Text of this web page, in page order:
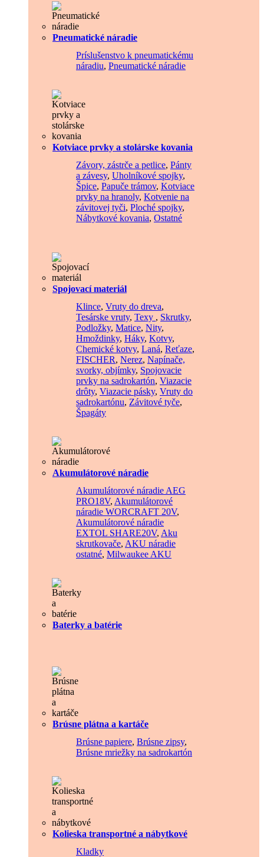
Pneumatické náradie
Príslušenstvo k pneumatickému
náradiu, Pneumatické náradie
Kotviace prvky a stolárske kovania
Závory, zástrče a petlice, Pánty
a závesy, Uholníkové spojky,
Špice, Papuče trámov, Kotviace
prvky na hranoly, Kotvenie na
závitovej tyči, Ploché spojky,
Nábytkové kovania, Ostatné
Spojovací materiál
Klince, Vruty do dreva,
Tesárske vruty, Texy , Skrutky,
Podložky, Matice, Nity,
Hmoždinky, Háky, Kotvy,
Chemické kotvy, Laná, Reťaze,
FISCHER, Nerez, Napínače,
svorky, objímky, Spojovacie
prvky na sadrokartón, Viazacie
drôty, Viazacie pásky, Vruty do
sadrokartónu, Závitové tyče,
Špagáty
Akumulátorové náradie
Akumulátorové náradie AEG
PRO18V, Akumulátorové
náradie WORCRAFT 20V,
Akumulátorové náradie
EXTOL SHARE20V, Aku
skrutkovače, AKU náradie
ostatné, Milwaukee AKU
Baterky a batérie
Brúsne plátna a kartáče
Brúsne papiere, Brúsne zipsy,
Brúsne mriežky na sadrokartón
Kolieska transportné a nábytkové
Kladky